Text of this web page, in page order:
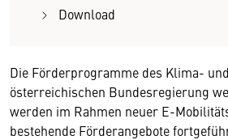
Download
Die Förderprogramme des Klima-
österreichischen Bundesregierung
werden im Rahmen neuer E-
bestehende Förderangebote